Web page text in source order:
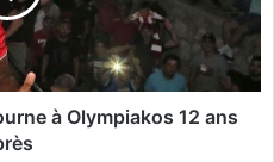
à Olympiakos 12 ans